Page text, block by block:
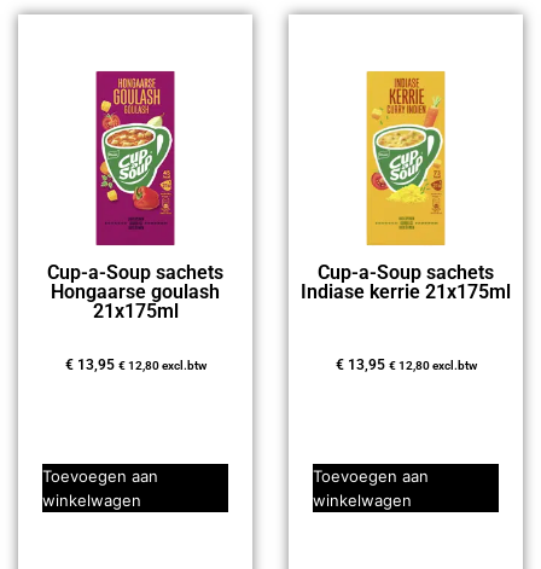
Cup-a-Soup sachets
Hongaarse goulash
21x175ml
€13,95 €12,80excl.btw
Toevoegen aan
winkelwagen
Cup-a-Soup sachets
Indiase kerrie 21x175ml
€13,95 €12,80excl.btw
Toevoegen aan
winkelwagen